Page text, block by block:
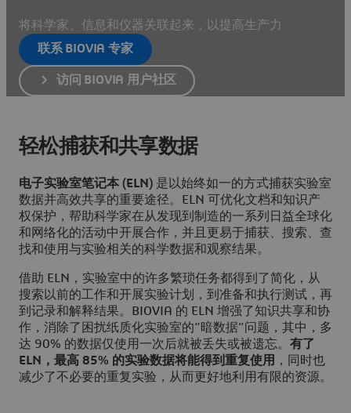
将科学家、信息和仪器关联起来，以提高生产力
联系 BIOVIA 专家
访问 BIOVIA 用户社区
轻松捕获和共享数据
电子实验室笔记本 (ELN) 是以始终如一的方式捕获实验室
数据并高效共享的重要途径。ELN 可优化文档和知识产
权保护，帮助科学家在从发现到制造的一系列日益全球化
和网络化的活动中开展合作，并且更易于捕获、搜索、查
找和使用与实验相关的科学数据和观察结果。
借助 ELN，实验室中的许多繁琐任务都得到了简化，从
搜索以前的工作和开展实验计划，到准备和执行测试，再
到记录和解释结果。BIOVIA 的 ELN 增强了知识共享和协
作，消除了困扰纸质化实验室的“暗数据”问题，其中，多
达 90% 的数据仅使用一次后就被丢失或被遗忘。 有了
ELN，最高 85% 的实验数据将能得到重复使用
，同时也
减少了不必要的重复实验，从而更好地利用有限的资源。